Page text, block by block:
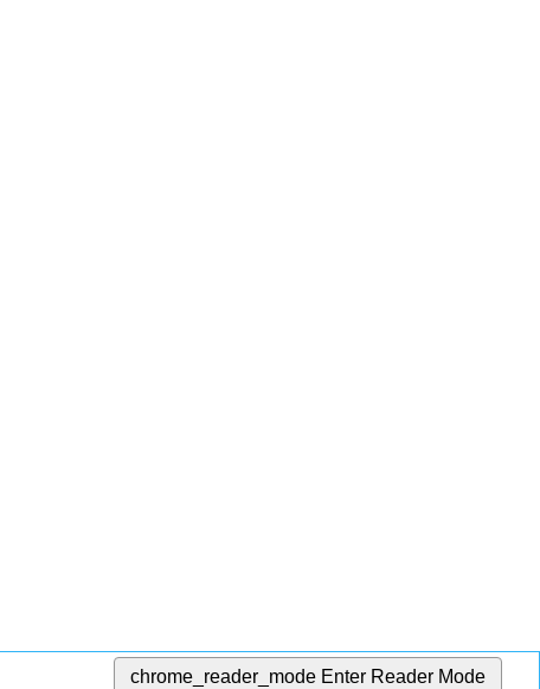
chrome_reader_mode Enter Reader Mode